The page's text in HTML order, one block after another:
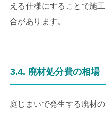
える仕様にすることで施
合があります。
3.4. 廃材処分費の相場
庭じまいで発生する廃材